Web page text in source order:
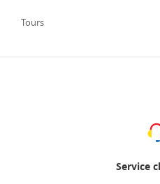
Tours
Service